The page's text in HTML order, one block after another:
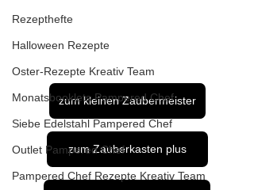
Rezepthefte
Halloween Rezepte
Oster-Rezepte Kreativ Team
Monatsbooklets Pampered Chef
Siebe Edelstahl Pampered Chef
Outlet Pampered Chef
Pampered Chef Rezepte Kreativ Team
zum kleinen Zaubermeister
zum Zauberkasten plus